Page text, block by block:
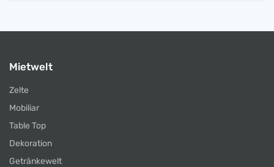
Mietwelt
Zelte
Mobiliar
Table Top
Dekoration
Getränkewelt